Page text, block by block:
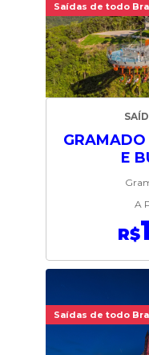
Saídas de todo
GRAMADO
E
A
R$
Saídas de todo